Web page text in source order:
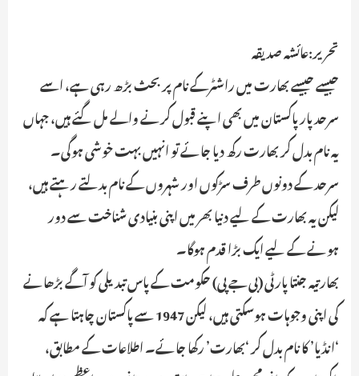
تحریر:عائشہ صدیقہ
جیسے جیسے بھارت میں راشٹرکے نام پر بحث بڑھ رہی ہے، اسے
سرحد پار پاکستان میں بھی اپنے قبول کرنے والے مل گئے ہیں، جہاں
یہ نام بدل کر بھارت رکھ دیا جائے تو انہیں بہت خوشی ہوگی۔
سرحد کے دونوں طرف سڑکوں اور شہروں کے نام بدلتے رہتے ہیں،
لیکن یہ بھارت کے لیے دنیا بھر میں اپنی بنیادی شناخت سے دور
ہونے کے لیے ایک بڑا قدم ہوگا۔
بھارتیہ جنتا پارٹی (بی جے پی) حکومت کے پاس تبدیلی کو آگے بڑھانے
کی اپنی وجوہات ہوسکتی ہیں، لیکن 1947 سے پاکستان چاہتا ہے کہ
‘انڈیا’ کا نام بدل کر ‘بھارت’ رکھا جائے۔ اطلاعات کے مطابق،